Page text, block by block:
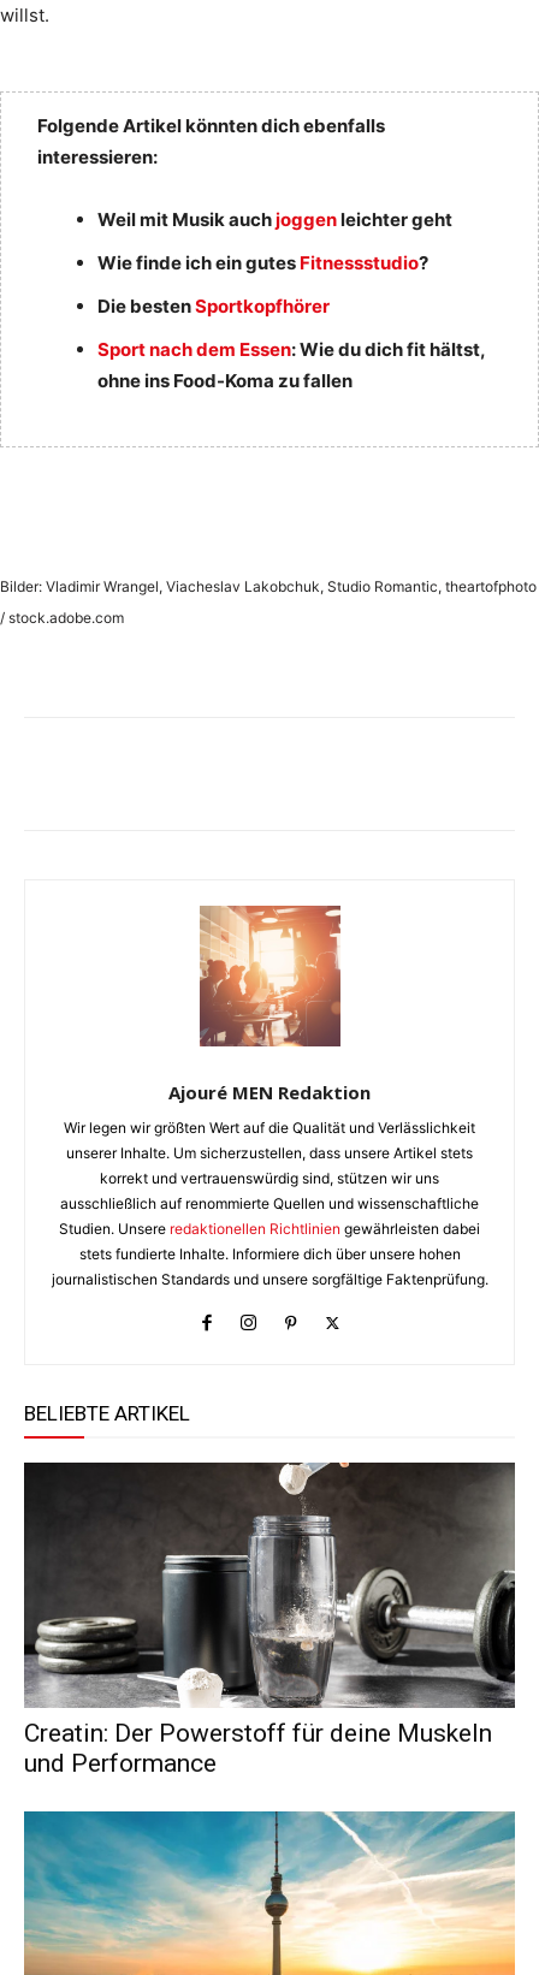
willst.
Folgende Artikel könnten dich ebenfalls
interessieren:
Weil mit Musik auchjoggenleichter geht
Wie finde ich ein gutes Fitnessstudio?
Die bestenSportkopfhörer
Sport nach dem Essen: Wie du dich fit hältst,
ohne ins Food-Koma zu fallen
Bilder: Vladimir Wrangel, Viacheslav Lakobchuk, Studio Romantic, theartofphoto
/ stock.adobe.com
Ajouré MEN Redaktion
Wir legen wir größten Wert auf die Qualität und Verlässlichkeit
unserer Inhalte. Um sicherzustellen, dass unsere Artikel stets
korrekt und vertrauenswürdig sind, stützen wir uns
ausschließlich auf renommierte Quellen und wissenschaftliche
Studien. Unsere redaktionellen Richtlinien gewährleisten dabei
stets fundierte Inhalte. Informiere dich über unsere hohen
journalistischen Standards und unsere sorgfältige Faktenprüfung.
BELIEBTE ARTIKEL
Creatin: Der Powerstoff für deine Muskeln
und Performance